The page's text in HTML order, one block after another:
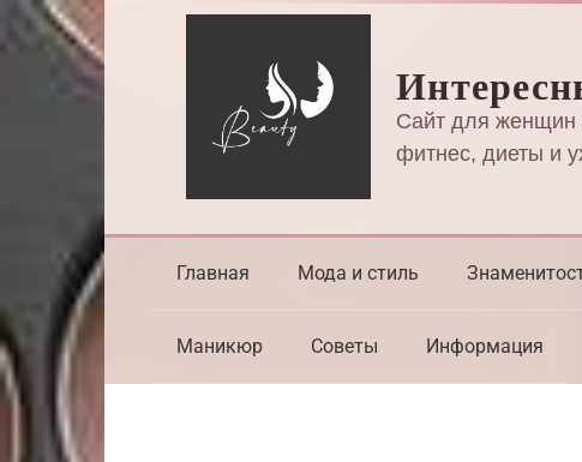
Перейти
к
контенту
Сайт для женщин
фитнес, диеты и
Главная Мода и стиль
Маникюр Советы Информация